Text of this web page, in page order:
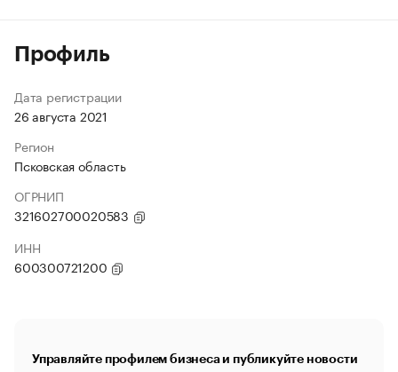
Профиль
Дата регистрации
26 августа 2021
Регион
Псковская область
ОГРНИП
321602700020583
ИНН
600300721200
Управляйте профилем бизнеса и публикуйте новости